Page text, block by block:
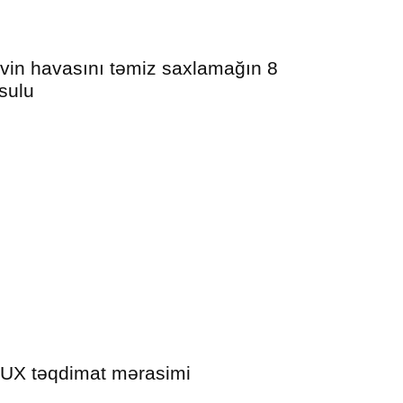
havasını təmiz saxlamağın 8
təqdimat mərasimi